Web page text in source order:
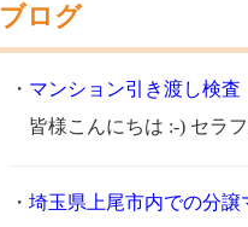
ブログ
・ マンション引き渡し検査
皆様こんにちは :-) セラ
・埼玉県上尾市内での分